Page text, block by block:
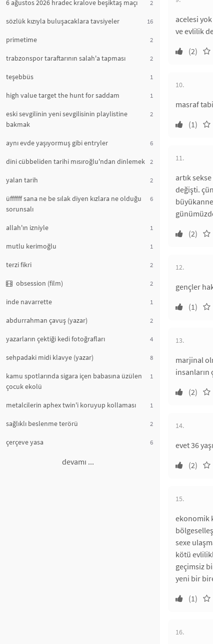
6 ağustos 2026 hradec kralove beşiktaş maçı 2
sözlük kızıyla buluşacaklara tavsiyeler 16
primetime 2
trabzonspor taraftarının salah'a tapması 2
teşebbüs 1
high value target the hunt for saddam 1
eski sevgilinin yeni sevgilisinin playlistine
bakmak
2
aynı evde yaşıyormuş gibi entryler 6
dini cübbeliden tarihi mısıroğlu'ndan dinlemek 2
yalan tarih 2
üffffff sana ne be sılak diyen kızlara ne olduğu
sorunsalı
6
allah'ın izniyle 1
mutlu kerimoğlu 1
terzi fikri 2
obsession (film) 2
inde navarrette 1
abdurrahman çavuş (yazar) 2
yazarların çektiği kedi fotoğrafları 4
sehpadaki midi klavye (yazar) 8
kamu spotlarında sigara içen babasına üzülen
çocuk ekolü
1
metalcilerin aphex twin'i koruyup kollaması 1
sağlıklı beslenme terörü 2
çerçeve yasa 6
devamı ...
acelesi
ve evlilik
(2)
10.
masraf
(1)
11.
artık
değişti.
(2)
12.
gençler
(1)
13.
marjinal
insanların
(2)
14.
evet 36
(2)
15.
ekonomik
sexe
kötü
geçimsiz
yeni bir
(1)
16.